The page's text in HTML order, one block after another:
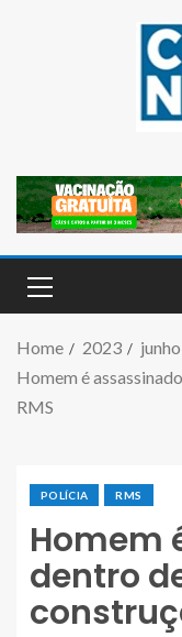
Home 2023 junho
Homem é
RMS
POLÍCIA RMS
Homem
dentro